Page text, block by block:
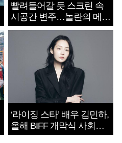
빨려들어갈 듯 스크린 속
시공간 변주…놀란의 메시
지는 ‘전쟁 속죄’
‘라이징 스타’ 배우 김민하,
올해 BIFF 개막식 사회자
확정